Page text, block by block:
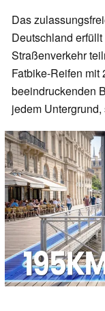
Das
Deutschland
Straßenverkehr
Fatbike-Reifen mit
beeindruckenden
jedem